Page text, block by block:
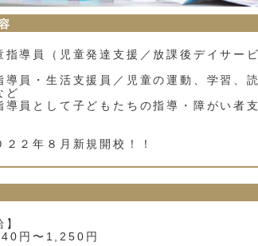
指導員（児童発達支援／放課後デイサー
導員・生活支援員／児童の運動、学習、
ど
導員として子どもたちの指導・障がい者
２年８月新規開校！！
】
円〜1,250円